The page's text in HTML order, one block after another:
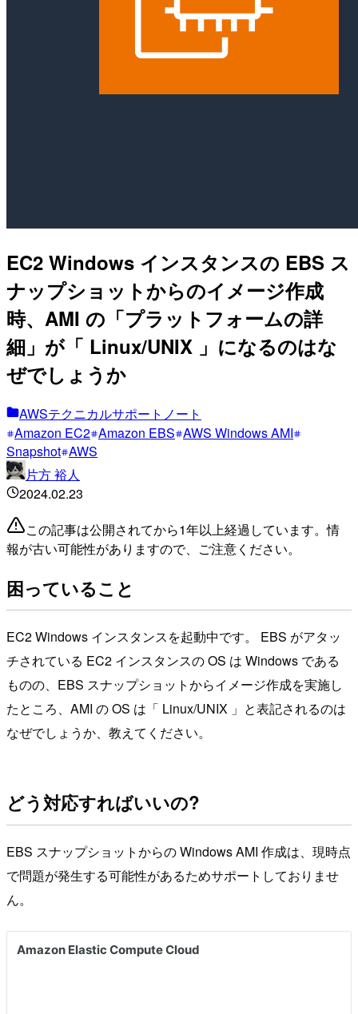
EC2 Windows インスタンスの EBS ス
ナップショットからのイメージ作成
時、AMI の「プラットフォームの詳
細」が「 Linux/UNIX 」になるのはな
ぜでしょうか
AWSテクニカルサポートノート
Amazon EC2 Amazon EBS AWS Windows AMI
Snapshot AWS
片方 裕人
2024.02.23
この記事は公開されてから1年以上経過しています。情
報が古い可能性がありますので、ご注意ください。
困っていること
EC2 Windows インスタンスを起動中です。 EBS がアタッ
チされている EC2 インスタンスの OS は Windows である
ものの、EBS スナップショットからイメージ作成を実施し
たところ、AMI の OS は「 Linux/UNIX 」と表記されるのは
なぜでしょうか、教えてください。
どう対応すればいいの?
EBS スナップショットからの Windows AMI 作成は、現時点
で問題が発生する可能性があるためサポートしておりませ
ん。